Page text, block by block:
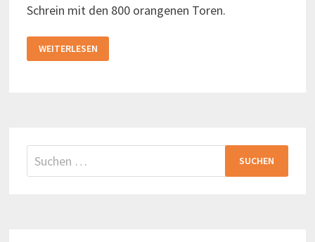
Schrein mit den 800 orangenen Toren.
BEEINDRUCKENDE
WEG
WEITERLESEN
Suchen
nach: